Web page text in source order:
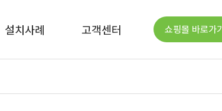
설치사례 고객센터 쇼핑몰 바로가기